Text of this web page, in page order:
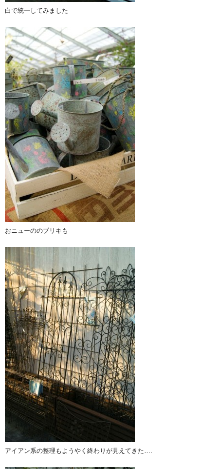
白で統一してみました
おニューののブリキも
アイアン系の整理もようやく終わりが見えてきた….